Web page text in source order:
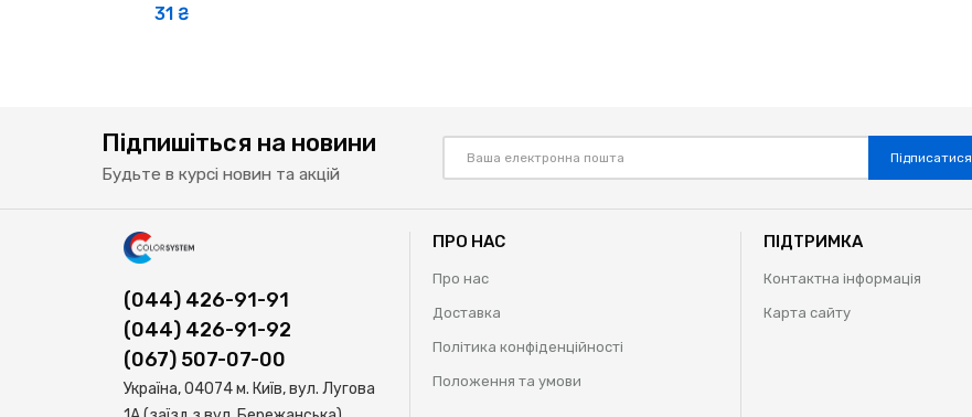
31 ₴
Підпишіться на новини
Будьте в курсі новин та акцій
Підписатися
(044) 426-91-91
(044) 426-91-92
(067) 507-07-00
Україна, 04074 м. Київ, вул. Лугова
ПРО НАС
Про нас
Доставка
Політика конфіденційності
Положення та умови
ПІДТРИМКА
Контактна інформація
Карта сайту